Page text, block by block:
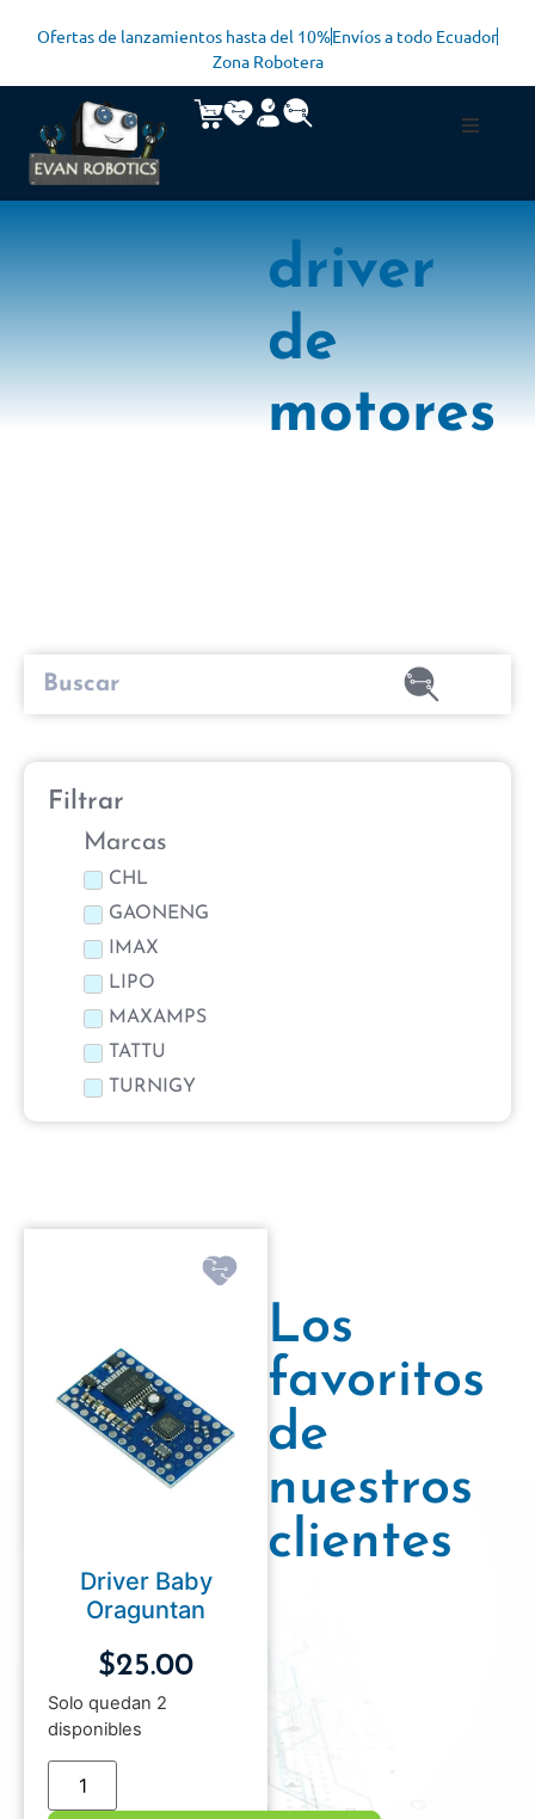
Ofertas de lanzamientos hasta del 10%Envíos a todo Ecuador
Zona Robotera
driver
de
motores
Filtrar
Marcas
CHL
GAONENG
IMAX
LIPO
MAXAMPS
TATTU
TURNIGY
Driver Baby
Oraguntan
$25.00
Solo quedan 2
disponibles
Los
favoritos
de
nuestros
clientes